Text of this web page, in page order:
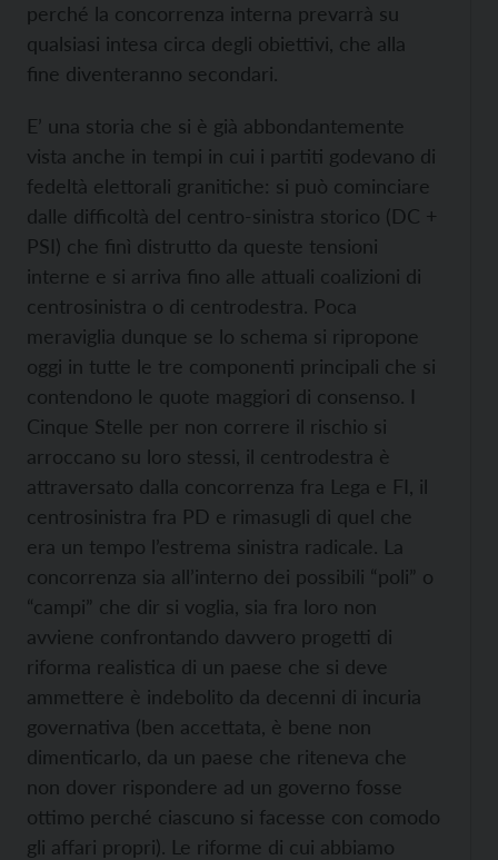
perché la concorrenza interna prevarrà su
qualsiasi intesa circa degli obiettivi, che alla
fine diventeranno secondari.
E’ una storia che si è già abbondantemente
vista anche in tempi in cui i partiti godevano di
fedeltà elettorali granitiche: si può cominciare
dalle difficoltà del centro-sinistra storico (DC +
PSI) che finì distrutto da queste tensioni
interne e si arriva fino alle attuali coalizioni di
centrosinistra o di centrodestra. Poca
meraviglia dunque se lo schema si ripropone
oggi in tutte le tre componenti principali che si
contendono le quote maggiori di consenso. I
Cinque Stelle per non correre il rischio si
arroccano su loro stessi, il centrodestra è
attraversato dalla concorrenza fra Lega e FI, il
centrosinistra fra PD e rimasugli di quel che
era un tempo l’estrema sinistra radicale. La
concorrenza sia all’interno dei possibili “poli” o
“campi” che dir si voglia, sia fra loro non
avviene confrontando davvero progetti di
riforma realistica di un paese che si deve
ammettere è indebolito da decenni di incuria
governativa (ben accettata, è bene non
dimenticarlo, da un paese che riteneva che
non dover rispondere ad un governo fosse
ottimo perché ciascuno si facesse con comodo
gli affari propri). Le riforme di cui abbiamo